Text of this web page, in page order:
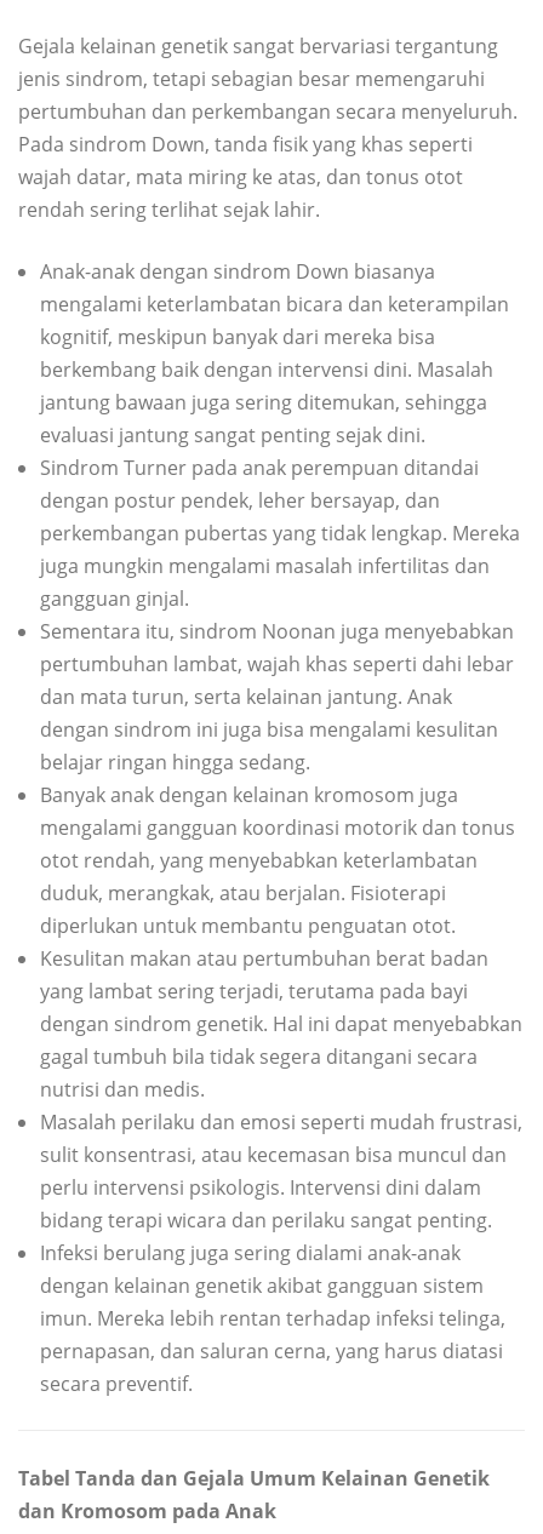
Gejala kelainan genetik sangat bervariasi tergantung
jenis sindrom, tetapi sebagian besar memengaruhi
pertumbuhan dan perkembangan secara menyeluruh.
Pada sindrom Down, tanda fisik yang khas seperti
wajah datar, mata miring ke atas, dan tonus otot
rendah sering terlihat sejak lahir.
Anak-anak dengan sindrom Down biasanya
mengalami keterlambatan bicara dan keterampilan
kognitif, meskipun banyak dari mereka bisa
berkembang baik dengan intervensi dini. Masalah
jantung bawaan juga sering ditemukan, sehingga
evaluasi jantung sangat penting sejak dini.
Sindrom Turner pada anak perempuan ditandai
dengan postur pendek, leher bersayap, dan
perkembangan pubertas yang tidak lengkap. Mereka
juga mungkin mengalami masalah infertilitas dan
gangguan ginjal.
Sementara itu, sindrom Noonan juga menyebabkan
pertumbuhan lambat, wajah khas seperti dahi lebar
dan mata turun, serta kelainan jantung. Anak
dengan sindrom ini juga bisa mengalami kesulitan
belajar ringan hingga sedang.
Banyak anak dengan kelainan kromosom juga
mengalami gangguan koordinasi motorik dan tonus
otot rendah, yang menyebabkan keterlambatan
duduk, merangkak, atau berjalan. Fisioterapi
diperlukan untuk membantu penguatan otot.
Kesulitan makan atau pertumbuhan berat badan
yang lambat sering terjadi, terutama pada bayi
dengan sindrom genetik. Hal ini dapat menyebabkan
gagal tumbuh bila tidak segera ditangani secara
nutrisi dan medis.
Masalah perilaku dan emosi seperti mudah frustrasi,
sulit konsentrasi, atau kecemasan bisa muncul dan
perlu intervensi psikologis. Intervensi dini dalam
bidang terapi wicara dan perilaku sangat penting.
Infeksi berulang juga sering dialami anak-anak
dengan kelainan genetik akibat gangguan sistem
imun. Mereka lebih rentan terhadap infeksi telinga,
pernapasan, dan saluran cerna, yang harus diatasi
secara preventif.
Tabel Tanda dan Gejala Umum Kelainan Genetik
dan Kromosom pada Anak